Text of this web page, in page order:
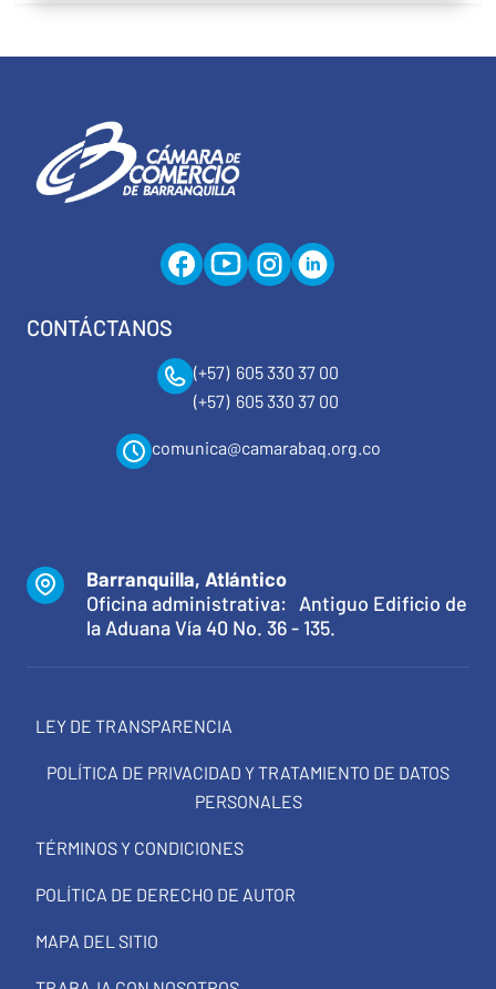
CONTÁCTANOS
(+57) 605 330 37 00
(+57) 605 330 37 00
comunica@camarabaq.org.co
Barranquilla, Atlántico
Oficina administrativa: Antiguo Edificio de
la Aduana Vía 40 No. 36 - 135.
LEY DE TRANSPARENCIA
POLÍTICA DE PRIVACIDAD Y TRATAMIENTO DE DATOS
PERSONALES
TÉRMINOS Y CONDICIONES
POLÍTICA DE DERECHO DE AUTOR
MAPA DEL SITIO